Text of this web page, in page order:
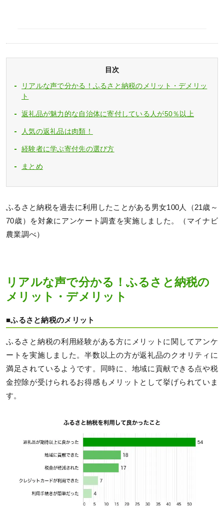
目次
リアルな声で分かる！ふるさと納税のメリット・デメリッ
ト
返礼品が魅力的な自治体に寄付している人が50％以上
人気の返礼品は肉類！
経験者に学ぶ寄付先の選び方
まとめ
ふるさと納税を過去に利用したことがある男女100人（21歳～
70歳）を対象にアンケート調査を実施しました。（マイナビ
農業調べ）
リアルな声で分かる！ふるさと納税の
メリット・デメリット
■ふるさと納税のメリット
ふるさと納税の利用経験がある方にメリットに関してアンケ
ートを実施しました。半数以上の方が返礼品のクオリティに
満足されているようです。同時に、地域に貢献できる点や税
金控除が受けられるお得感もメリットとして挙げられていま
す。